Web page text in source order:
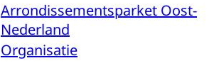
Arrondissementsparket Oost-
Nederland
Organisatie